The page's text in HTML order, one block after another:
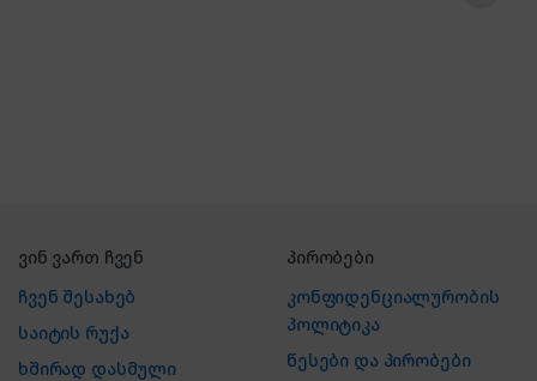
ვინ ვართ ჩვენ
ჩვენ შესახებ
საიტის რუქა
ხშირად დასმული
პირობები
კონფიდენციალურობის
პოლიტიკა
წესები და პირობები